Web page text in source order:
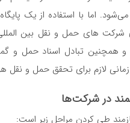
اما با استفاده از یک
های حمل و نقل بین
همچنین تبادل اسناد حمل و
لازم برای تحقق حمل و نقل
در شرکت‌ها
طی کردن مراحل زیر است: